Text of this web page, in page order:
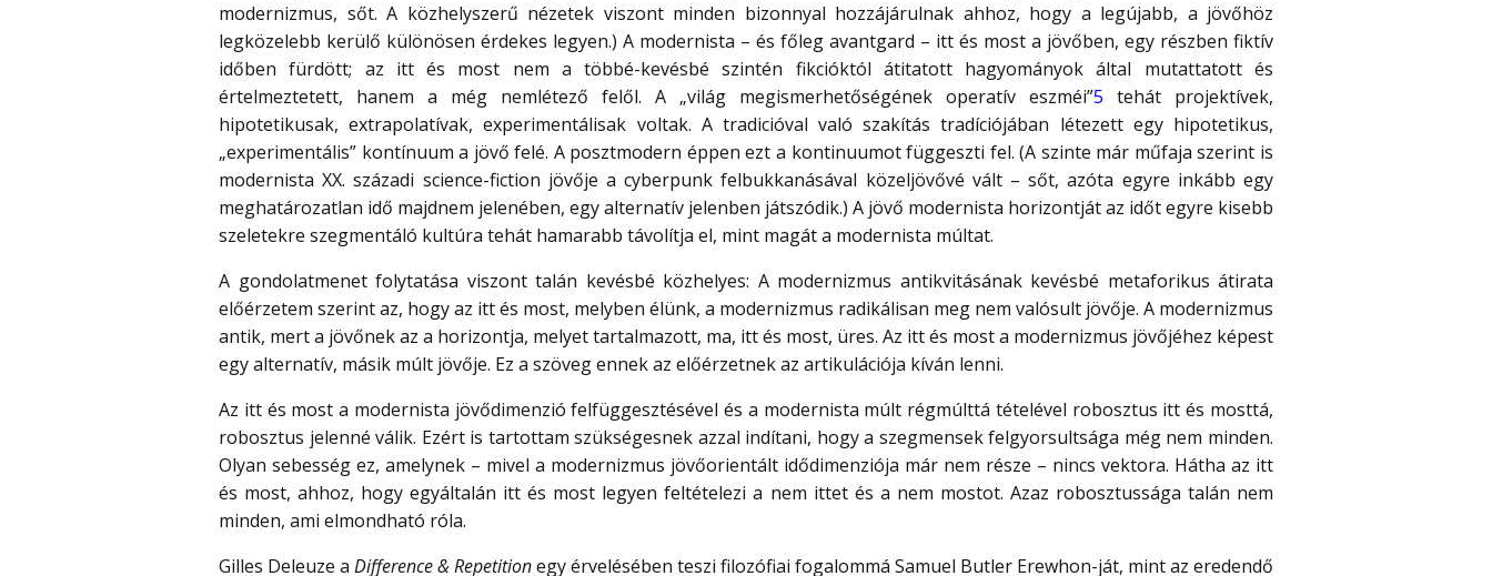
modernizmus, sőt. A közhelyszerű nézetek viszont minden bizonnyal hozzájárulnak ahhoz, hogy a legújabb, a jövőhöz
legközelebb kerülő különösen érdekes legyen.) A modernista – és főleg avantgard – itt és most a jövőben, egy részben fiktív
időben fürdött; az itt és most nem a többé-kevésbé szintén fikcióktól átitatott hagyományok által mutattatott és
értelmeztetett, hanem a még nemlétező felől. A „világ megismerhetőségének operatív eszméi”5 tehát projektívek,
hipotetikusak, extrapolatívak, experimentálisak voltak. A tradicióval való szakítás tradíciójában létezett egy hipotetikus,
„experimentális” kontínuum a jövő felé. A posztmodern éppen ezt a kontinuumot függeszti fel. (A szinte már műfaja szerint is
modernista XX. századi science-fiction jövője a cyberpunk felbukkanásával közeljövővé vált – sőt, azóta egyre inkább egy
meghatározatlan idő majdnem jelenében, egy alternatív jelenben játszódik.) A jövő modernista horizontját az időt egyre kisebb
szeletekre szegmentáló kultúra tehát hamarabb távolítja el, mint magát a modernista múltat.
A gondolatmenet folytatása viszont talán kevésbé közhelyes: A modernizmus antikvitásának kevésbé metaforikus átirata
előérzetem szerint az, hogy az itt és most, melyben élünk, a modernizmus radikálisan meg nem valósult jövője. A modernizmus
antik, mert a jövőnek az a horizontja, melyet tartalmazott, ma, itt és most, üres. Az itt és most a modernizmus jövőjéhez képest
egy alternatív, másik múlt jövője. Ez a szöveg ennek az előérzetnek az artikulációja kíván lenni.
Az itt és most a modernista jövődimenzió felfüggesztésével és a modernista múlt régmúlttá tételével robosztus itt és mosttá,
robosztus jelenné válik. Ezért is tartottam szükségesnek azzal indítani, hogy a szegmensek felgyorsultsága még nem minden.
Olyan sebesség ez, amelynek – mivel a modernizmus jövőorientált idődimenziója már nem része – nincs vektora. Hátha az itt
és most, ahhoz, hogy egyáltalán itt és most legyen feltételezi a nem ittet és a nem mostot. Azaz robosztussága talán nem
minden, ami elmondható róla.
Gilles Deleuze a Difference & Repetitionegy érvelésében teszi filozófiai fogalommá Samuel Butler Erewhon-ját, mint az eredendő